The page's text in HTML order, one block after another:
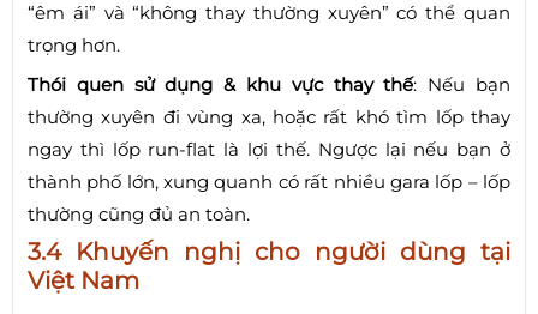
“êm ái” và “không thay thường xuyên” có thể quan
trọng hơn.
Thói quen sử dụng & khu vực thay thế: Nếu bạn
thường xuyên đi vùng xa, hoặc rất khó tìm lốp thay
ngay thì lốp run-flat là lợi thế. Ngược lại nếu bạn ở
thành phố lớn, xung quanh có rất nhiều gara lốp – lốp
thường cũng đủ an toàn.
3.4 Khuyến nghị cho người dùng tại
Việt Nam